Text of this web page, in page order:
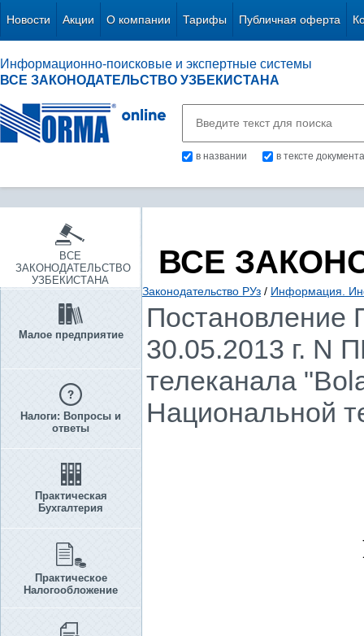
Новости Акции О компании Тарифы Публичная оферта
Информационно-поисковые и экспертные системы
ВСЕ ЗАКОНОДАТЕЛЬСТВО УЗБЕКИСТАНА
в названии в тексте документа
ВСЕ
ЗАКОНОДАТЕЛЬСТВО
УЗБЕКИСТАНА
Малое предприятие
Налоги: Вопросы и
ответы
Практическая
Бухгалтерия
Практическое
Налогообложение
ВСЕ
Законодательство РУз / Информация.
Постановление
30.05.2013 г. N
телеканала
Национальной